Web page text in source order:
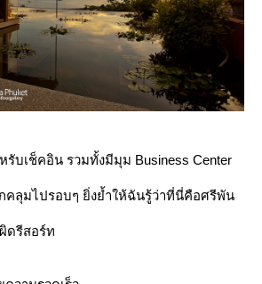
รับเช็คอิน รวมทั้งมีมุม Business Center
ลุมไปรอบๆ ยิ่งย้ำให้ฉันรู้ว่าที่นี่คือศรีพัน
ดรีสอร์ท